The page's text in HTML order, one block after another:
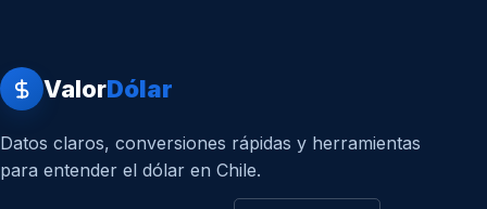
ValorDólar
Datos claros, conversiones rápidas y herramientas
para entender el dólar en Chile.